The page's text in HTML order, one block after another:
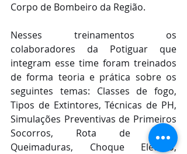
Corpo de Bombeiro da Região.
Nesses treinamentos os
colaboradores da Potiguar que
integram esse time foram treinados
de forma teoria e prática sobre os
seguintes temas: Classes de fogo,
Tipos de Extintores, Técnicas de PH,
Simulações Preventivas de Primeiros
Socorros, Rota de Fuga,
Queimaduras, Choque Elétrico,